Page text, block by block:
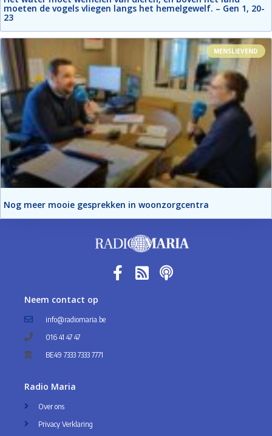
moeten de vogels vliegen langs het hemelgewelf. – Gen 1, 20-
23
MENSLIEVEND
Nog meer mooie gesprekken in woonzorgcentra
Neem contact op
info@radiomaria.be
016 41 47 47
BE49 7333 7333 7771
Radio Maria
Over ons
Privacy Verklaring